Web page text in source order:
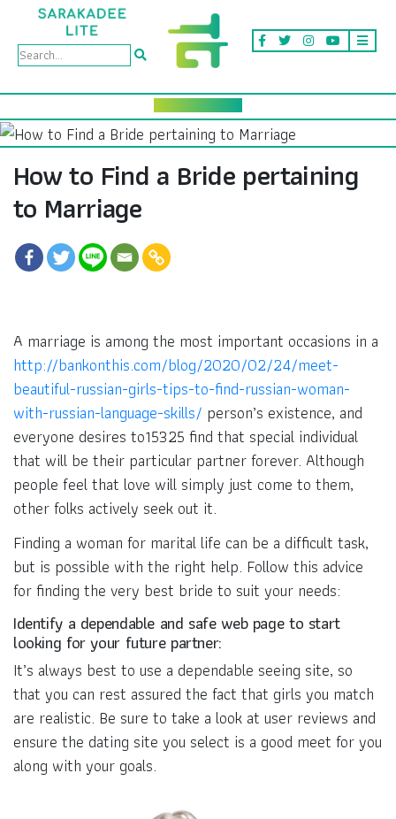
How to Find a Bride pertaining
to Marriage
A marriage is among the most important occasions in a
http://bankonthis.com/blog/2020/02/24/meet-
beautiful-russian-girls-tips-to-find-russian-woman-
with-russian-language-skills/ person’s existence, and
everyone desires to15325 find that special individual
that will be their particular partner forever. Although
people feel that love will simply just come to them,
other folks actively seek out it.
Finding a woman for marital life can be a difficult task,
but is possible with the right help. Follow this advice
for finding the very best bride to suit your needs:
Identify a dependable and safe web page to start
looking for your future partner:
It’s always best to use a dependable seeing site, so
that you can rest assured the fact that girls you match
are realistic. Be sure to take a look at user reviews and
ensure the dating site you select is a good meet for you
along with your goals.